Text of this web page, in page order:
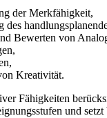
der Merkfähigkeit,
Bewerten von
Kreativität.
Fähigkeiten
und setzt